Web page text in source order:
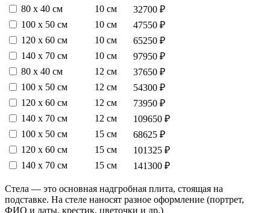
80 х 40 см
10 см
32700 ₽
100 х 50 см
10 см
47550 ₽
120 х 60 см
10 см
65250 ₽
140 х 70 см
10 см
97950 ₽
80 х 40 см
12 см
37650 ₽
100 х 50 см
12 см
54300 ₽
120 х 60 см
12 см
73950 ₽
140 х 70 см
12 см
109650 ₽
100 х 50 см
15 см
68625 ₽
120 х 60 см
15 см
101325 ₽
140 х 70 см
15 см 141300 ₽
Стела — это основная надгробная плита, стоящая на
подставке. На стеле наносят разное оформление (портрет,
ФИО и даты, крестик, цветочки и др.)